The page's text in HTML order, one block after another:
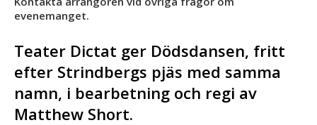
evenemanget.
Teater Dictat ger Dödsdansen, fritt
efter Strindbergs pjäs med samma
namn, i bearbetning och regi av
Matthew Short.